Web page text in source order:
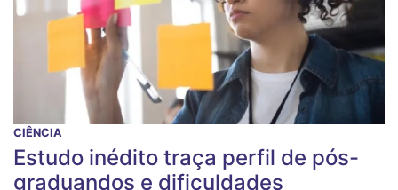
CIÊNCIA
Estudo inédito traça perfil de pós-
graduandos e dificuldades